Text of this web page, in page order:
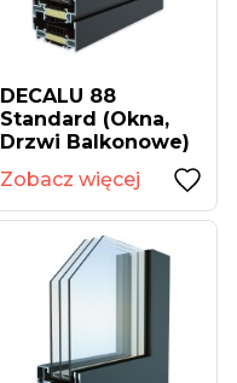
DECALU 88
Standard (okna,
Drzwi Balkonowe)
Zobacz więcej